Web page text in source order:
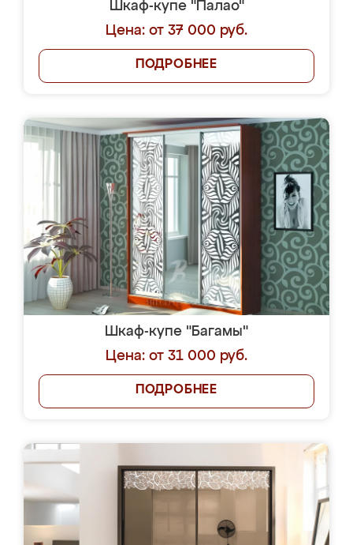
Шкаф-купе "Палао"
Цена: от 37 000 руб.
ПОДРОБНЕЕ
Шкаф-купе "Багамы"
Цена: от 31 000 руб.
ПОДРОБНЕЕ